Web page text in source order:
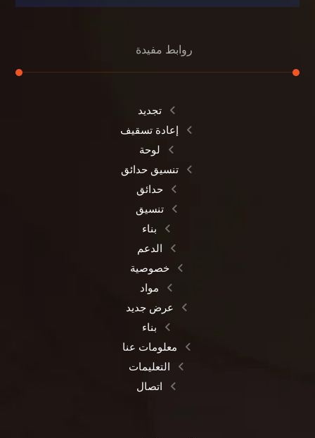
روابط مفيدة
تجديد
إعادة تسقيف
لوحة
تنسيق حدائق
حدائق
تنسيق
بناء
الدعم
خصوصية
مواد
عرض جديد
بناء
معلومات عنا
التعليمات
اتصال